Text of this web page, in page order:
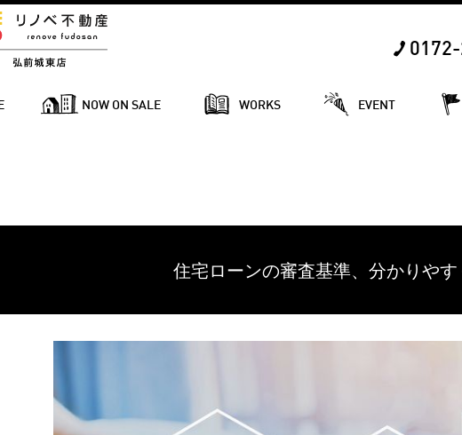
NOW ON SALE WORKS EVENT
住宅ローンの審査基準、分かりや